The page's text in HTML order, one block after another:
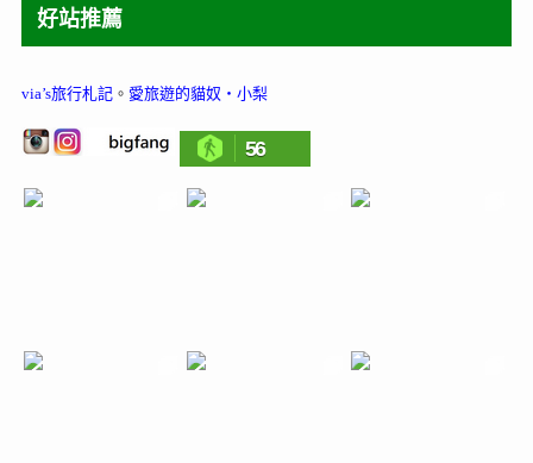
好站推薦
via’s旅行札記。 愛旅遊的貓奴‧小梨
56